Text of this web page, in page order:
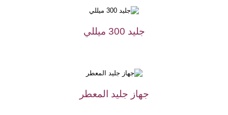
جليد 300 ميللي
جهاز جليد المعطر